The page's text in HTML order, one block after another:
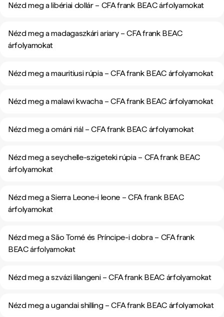
Nézd meg a libériai dollár – CFA frank BEAC árfolyamokat
Nézd meg a madagaszkári ariary – CFA frank BEAC
árfolyamokat
Nézd meg a mauritiusi rúpia – CFA frank BEAC árfolyamokat
Nézd meg a malawi kwacha – CFA frank BEAC árfolyamokat
Nézd meg a ománi riál – CFA frank BEAC árfolyamokat
Nézd meg a seychelle-szigeteki rúpia – CFA frank BEAC
árfolyamokat
Nézd meg a Sierra Leone-i leone – CFA frank BEAC
árfolyamokat
Nézd meg a São Tomé és Príncipe-i dobra – CFA frank
BEAC árfolyamokat
Nézd meg a szvázi lilangeni – CFA frank BEAC árfolyamokat
Nézd meg a ugandai shilling – CFA frank BEAC árfolyamokat